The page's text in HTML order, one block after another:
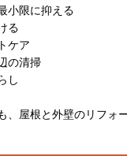
小限に抑える
る
ケア
の清掃
し
、屋根と外壁のリフォ